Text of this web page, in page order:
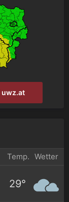
uwz.at
Temp. Wetter
29°